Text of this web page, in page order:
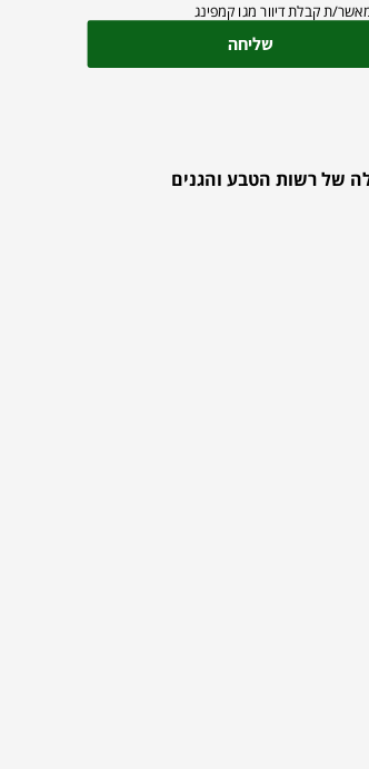
ת קבלת דיוור מגו קמפינג
של רשות הטבע והגנים